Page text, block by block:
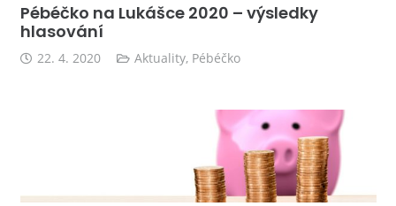
Pébéčko na Lukášce 2020 – výsledky
hlasování
22. 4. 2020 Aktuality, Pébéčko